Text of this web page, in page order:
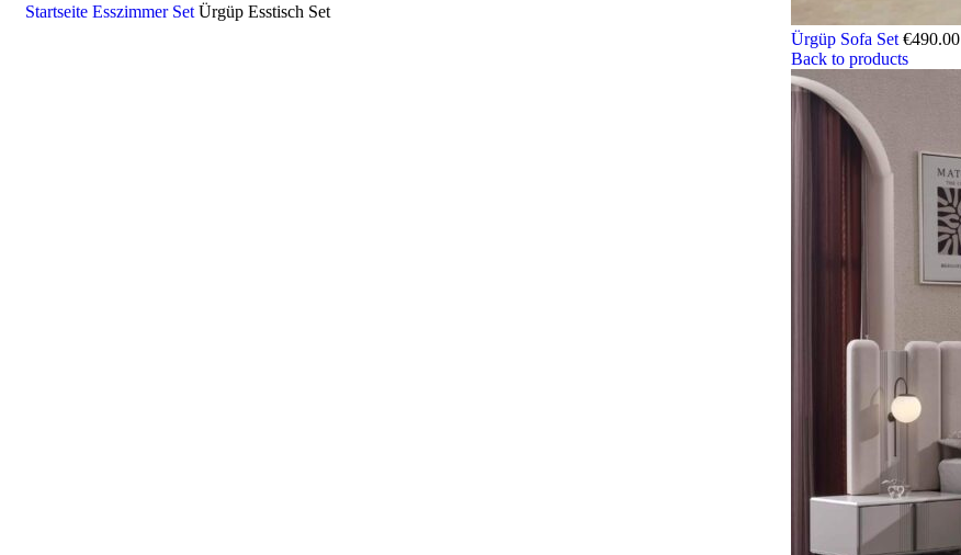
Startseite Esszimmer Set Ürgüp Esstisch Set
Ürgüp Sofa Set €490.00
Back to products